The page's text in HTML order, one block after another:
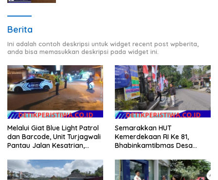
Berita
Ini adalah contoh deskripsi untuk widget recent post wpberita,
anda bisa memasukkan deskripsi pada widget ini.
Melalui Giat Blue Light Patrol
dan Barcode, Unit Turjagwali
Pantau Jalan Kesatrian,
Semarakkan HUT
Kemerdekaan RI Ke 81,
Bhabinkamtibmas Desa
Warganya Kibarkan Bendera
Merah Putih